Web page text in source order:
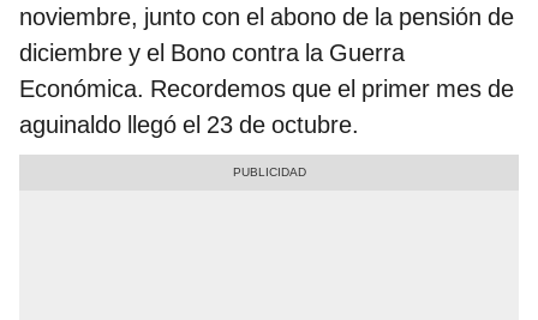
noviembre, junto con el abono de la pensión de
diciembre y el Bono contra la Guerra
Económica. Recordemos que el primer mes de
aguinaldo llegó el 23 de octubre.